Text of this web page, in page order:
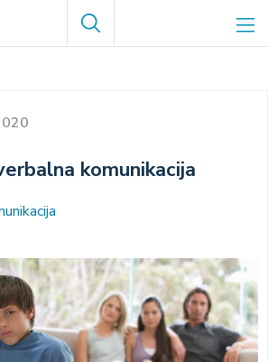
Search
komunikacija